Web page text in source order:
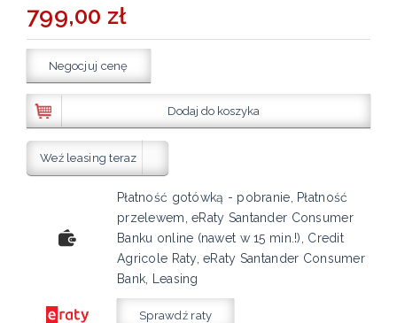
799,00 zł
Negocjuj cenę
Dodaj do koszyka
Weź leasing teraz
Płatność gotówką - pobranie, Płatność
przelewem, eRaty Santander Consumer
Banku online (nawet w 15 min.!), Credit
Agricole Raty, eRaty Santander Consumer
Bank, Leasing
Sprawdź raty